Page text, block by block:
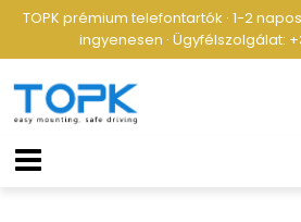
TOPK prémium telefontartók · 1-2
ingyenesen · Ügyfélszolgálat: